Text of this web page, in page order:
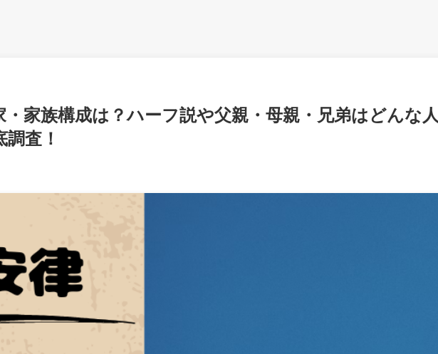
・家族構成は？ハーフ説や父親・母親・兄弟はどんな人
査！